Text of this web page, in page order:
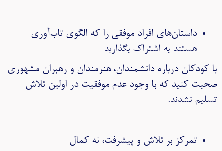
داستان‌های افراد موفقی را که الگوی تاب‌آوری
هستند به اشتراک بگذارید
با کودکان درباره دانشمندان، هنرمندان و رهبران مشهوری
صحبت کنید که با وجود عدم موفقیت در اولین تلاش
تسلیم نشدند.
تمرکز بر تلاش و پیشرفت، نه کمال